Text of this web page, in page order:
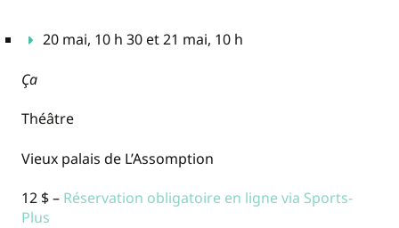
20 mai, 10 h 30 et 21 mai, 10 h
Ça
Théâtre
Vieux palais de L’Assomption
12 $ – Réservation obligatoire en ligne via Sports-
Plus